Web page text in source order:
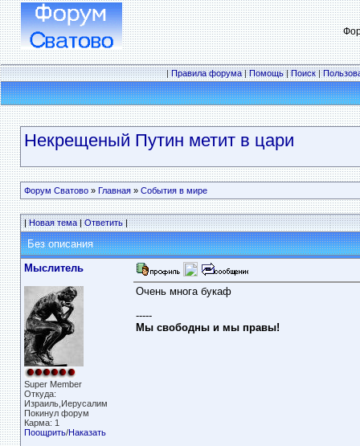
|Правила форума|Помощь|Поиск|
Некрещеный Путин метит в цари
Форум Сватово» Главная» События в мире
|Новая тема|Ответить|
Без описания
Мыслитель
Super Member
Откуда:
Израиль,Иерусалим
Покинул форум
Карма: 1
Поощрить/Наказать
Очень многа букаф
-----
Мы свободны и мы правы!